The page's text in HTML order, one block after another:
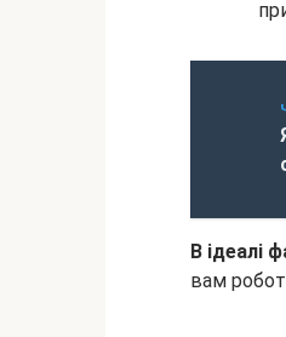
В ідеалі
вам